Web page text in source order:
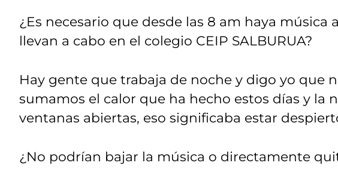
¿Es necesario que desde las 8 am haya música
llevan a cabo en el colegio CEIP SALBURUA?
Hay gente que trabaja de noche y digo yo que
sumamos el calor que ha hecho estos días y la
ventanas abiertas, eso significaba estar
¿No podrían bajar la música o directamente